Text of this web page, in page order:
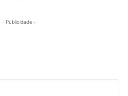
- Publicidade -